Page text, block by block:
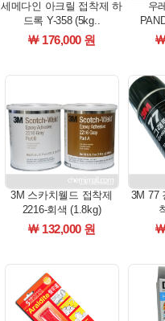
세메다인 아크릴 접착제 하
드록 Y-358 (5kg..
￦ 176,000 원
우
3M 스카치웰드 접착제
2216-회색 (1.8kg)
￦ 132,000 원
3M 77